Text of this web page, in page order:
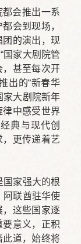
会推出一系
会到现场，
团的演出，现
国家大剧院管
，甚至每次开
出的“新春华
家大剧院新年
中感受世界
典与现代创
更传递着艺
国家强大的根
阿联酋驻华使
这些国家逐
意义，正积
此道，始终将